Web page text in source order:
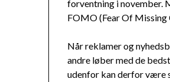
forventning i november.
FOMO (Fear Of Missing
Når reklamer og
andre løber med de
udenfor kan derfor være